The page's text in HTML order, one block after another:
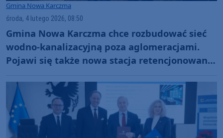
Gmina Nowa Karczma
środa, 4 lutego 2026, 08:50
Gmina Nowa Karczma chce rozbudować sieć
wodno-kanalizacyjną poza aglomeracjami.
Pojawi się także nowa stacja retencjonowania